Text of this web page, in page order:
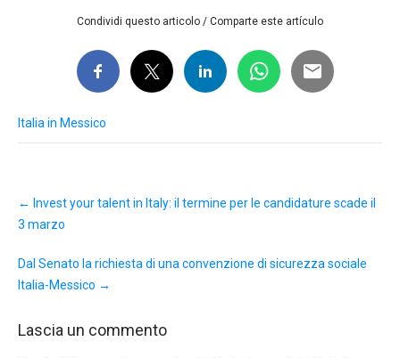
Condividi questo articolo / Comparte este artículo
Italia in Messico
navigation
← Invest your talent in Italy: il termine per le candidature scade il
3 marzo
Dal Senato la richiesta di una convenzione di sicurezza sociale
Italia-Messico →
Lascia un commento